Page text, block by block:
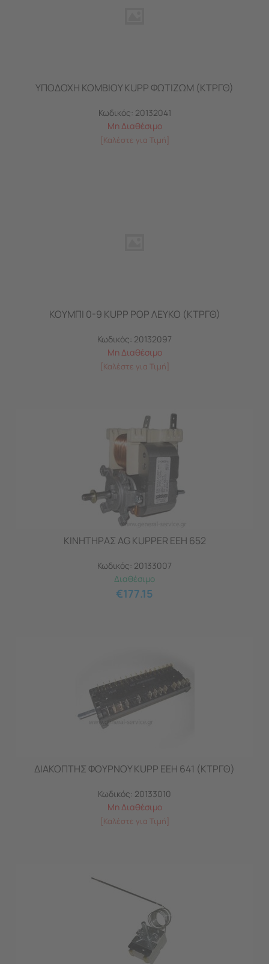
ΥΠΟΔΟΧΗ ΚΟΜΒΙΟΥ KUPP ΦΩΤΙΖΩΜ (ΚΤΡΓΘ)
Κωδικός: 20132041
Μη Διαθέσιμο
[Καλέστε για Τιμή]
ΚΟΥΜΠΙ 0-9 KUPP POP ΛΕΥΚΟ (ΚΤΡΓΘ)
Κωδικός: 20132097
Μη Διαθέσιμο
[Καλέστε για Τιμή]
ΚΙΝΗΤΗΡΑΣ AG KUPPER EEH 652
Κωδικός: 20133007
Διαθέσιμο
€177.15
ΔΙΑΚΟΠΤΗΣ ΦΟΥΡΝΟΥ KUPP EEH 641 (ΚΤΡΓΘ)
Κωδικός: 20133010
Μη Διαθέσιμο
[Καλέστε για Τιμή]